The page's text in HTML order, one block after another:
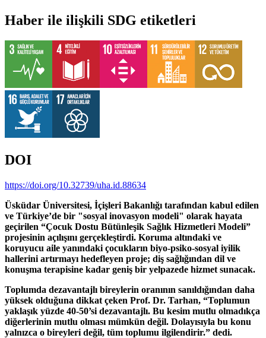
Haber ile ilişkili SDG etiketleri
DOI
https://doi.org/10.32739/uha.id.88634
Üsküdar Üniversitesi, İçişleri Bakanlığı tarafından kabul edilen
ve Türkiye’de bir "sosyal inovasyon modeli" olarak hayata
geçirilen “Çocuk Dostu Bütünleşik Sağlık Hizmetleri Modeli”
projesinin açılışını gerçekleştirdi. Koruma altındaki ve
koruyucu aile yanındaki çocukların biyo-psiko-sosyal iyilik
hallerini artırmayı hedefleyen proje; diş sağlığından dil ve
konuşma terapisine kadar geniş bir yelpazede hizmet sunacak.
Toplumda dezavantajlı bireylerin oranının sanıldığından daha
yüksek olduğuna dikkat çeken Prof. Dr. Tarhan, “Toplumun
yaklaşık yüzde 40-50’si dezavantajlı. Bu kesim mutlu olmadıkça
diğerlerinin mutlu olması mümkün değil. Dolayısıyla bu konu
yalnızca o bireyleri değil, tüm toplumu ilgilendirir.” dedi.